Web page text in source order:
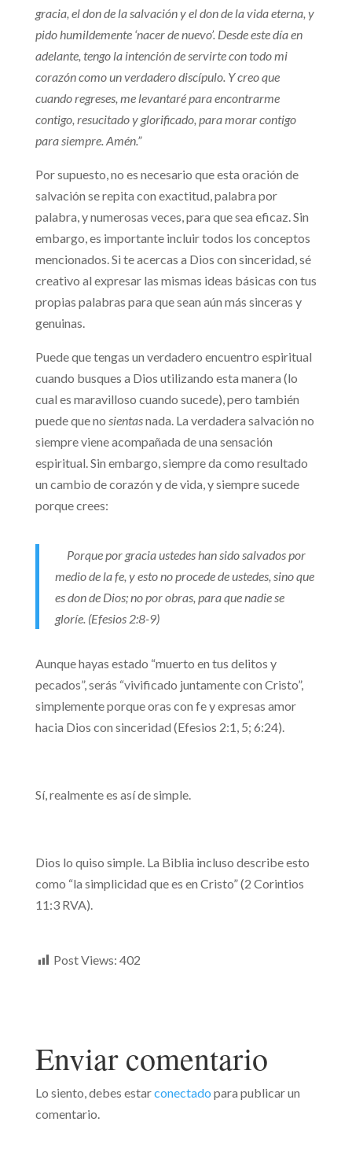
gracia, el don de la salvación y el don de la vida eterna, y
pido humildemente ‘nacer de nuevo’. Desde este día en
adelante, tengo la intención de servirte con todo mi
corazón como un verdadero discípulo. Y creo que
cuando regreses, me levantaré para encontrarme
contigo, resucitado y glorificado, para morar contigo
para siempre. Amén.”
Por supuesto, no es necesario que esta oración de
salvación se repita con exactitud, palabra por
palabra, y numerosas veces, para que sea eficaz. Sin
embargo, es importante incluir todos los conceptos
mencionados. Si te acercas a Dios con sinceridad, sé
creativo al expresar las mismas ideas básicas con tus
propias palabras para que sean aún más sinceras y
genuinas.
Puede que tengas un verdadero encuentro espiritual
cuando busques a Dios utilizando esta manera (lo
cual es maravilloso cuando sucede), pero también
puede que no sientasnada. La verdadera salvación no
siempre viene acompañada de una sensación
espiritual. Sin embargo, siempre da como resultado
un cambio de corazón y de vida, y siempre sucede
porque crees:
Porque por gracia ustedes han sido salvados por
medio de la fe, y esto no procede de ustedes, sino que
es don de Dios; no por obras, para que nadie se
gloríe. (Efesios 2:8-9)
Aunque hayas estado “muerto en tus delitos y
pecados”, serás “vivificado juntamente con Cristo”,
simplemente porque oras con fe y expresas amor
hacia Dios con sinceridad (Efesios 2:1, 5; 6:24).
Sí, realmente es así de simple.
Dios lo quiso simple. La Biblia incluso describe esto
como “la simplicidad que es en Cristo” (2 Corintios
11:3 RVA).
Post Views: 402
Enviar comentario
Lo siento, debes estarconectado para publicar un
comentario.